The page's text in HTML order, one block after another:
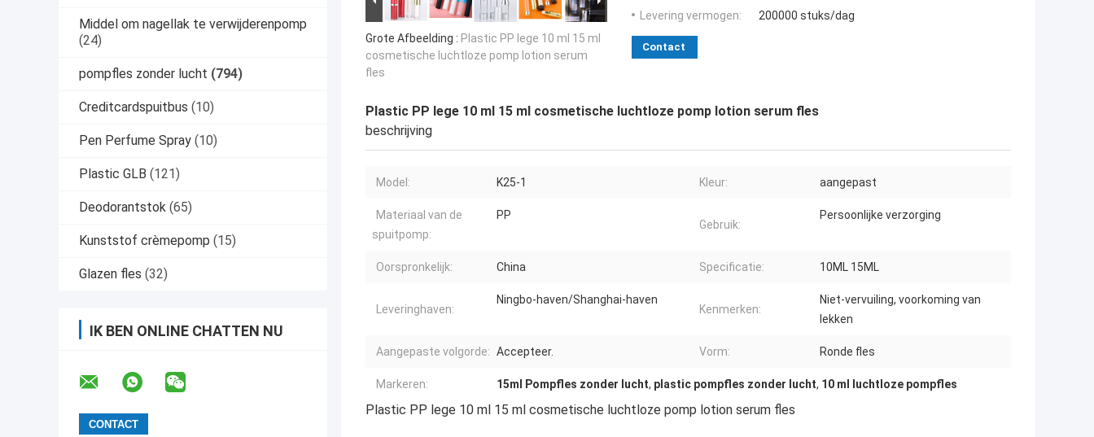
Middel om nagellak te verwijderenpomp
(24)
pompfles zonder lucht (794)
Creditcardspuitbus (10)
Pen Perfume Spray (10)
Plastic GLB (121)
Deodorantstok (65)
Kunststof crèmepomp (15)
Glazen fles (32)
IK BEN ONLINE CHATTEN NU
Grote Afbeelding : Plastic PP lege 10 ml 15 ml
cosmetische luchtloze pomp lotion serum
fles
Levering vermogen:
200000 stuks/dag
Contact
Plastic PP lege 10 ml 15 ml cosmetische luchtloze pomp lotion serum fles
beschrijving
Model: K25-1 Kleur: aangepast
Materiaal van de
spuitpomp:
PP
Gebruik:
Persoonlijke verzorging
Oorspronkelijk: China Specificatie: 10ML 15ML
Leveringhaven:
Ningbo-haven/Shanghai-haven
Kenmerken:
Niet-vervuiling, voorkoming van
lekken
Aangepaste volgorde: Accepteer. Vorm: Ronde fles
Markeren: 15ml Pompfles zonder lucht, plastic pompfles zonder lucht, 10 ml luchtloze pompfles
Plastic PP lege 10 ml 15 ml cosmetische luchtloze pomp lotion serum fles